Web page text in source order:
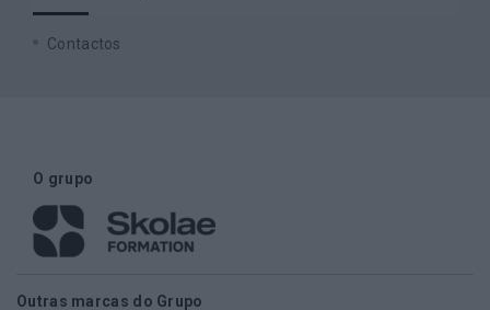
Contactos
O grupo
Outras marcas do Grupo